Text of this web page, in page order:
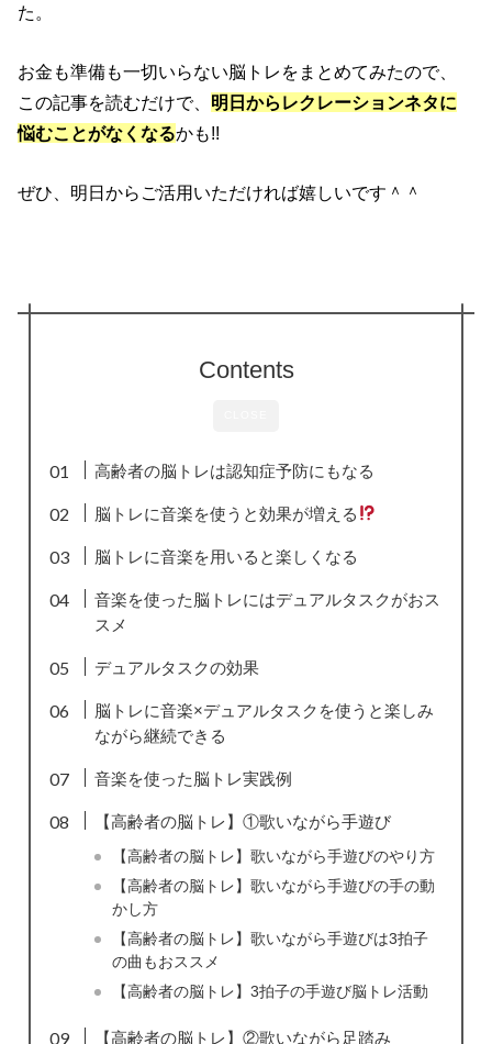
た。
お金も準備も一切いらない脳トレをまとめてみたので、
この記事を読むだけで、 明日からレクレーションネタに
悩むことがなくなるかも!!
ぜひ、明日からご活用いただければ嬉しいです＾＾
Contents
高齢者の脳トレは認知症予防にもなる
脳トレに音楽を使うと効果が増える
脳トレに音楽を用いると楽しくなる
音楽を使った脳トレにはデュアルタスクがおス
スメ
デュアルタスクの効果
脳トレに音楽×デュアルタスクを使うと楽しみ
ながら継続できる
音楽を使った脳トレ実践例
【高齢者の脳トレ】①歌いながら手遊び
【高齢者の脳トレ】歌いながら手遊びのやり方
【高齢者の脳トレ】歌いながら手遊びの手の動
かし方
【高齢者の脳トレ】歌いながら手遊びは3拍子
の曲もおススメ
【高齢者の脳トレ】3拍子の手遊び脳トレ活動
【高齢者の脳トレ】②歌いながら足踏み